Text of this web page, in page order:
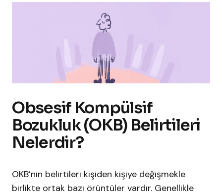
Obsesif Kompülsif
Bozukluk (OKB) Belirtileri
Nelerdir?
OKB’nin belirtileri kişiden kişiye değişmekle
birlikte ortak bazı örüntüler vardır. Genellikle